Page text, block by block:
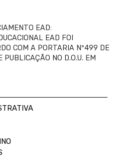
EAD:
EAD FOI
COM A PORTARIA Nº499 DE
NO D.O.U. EM